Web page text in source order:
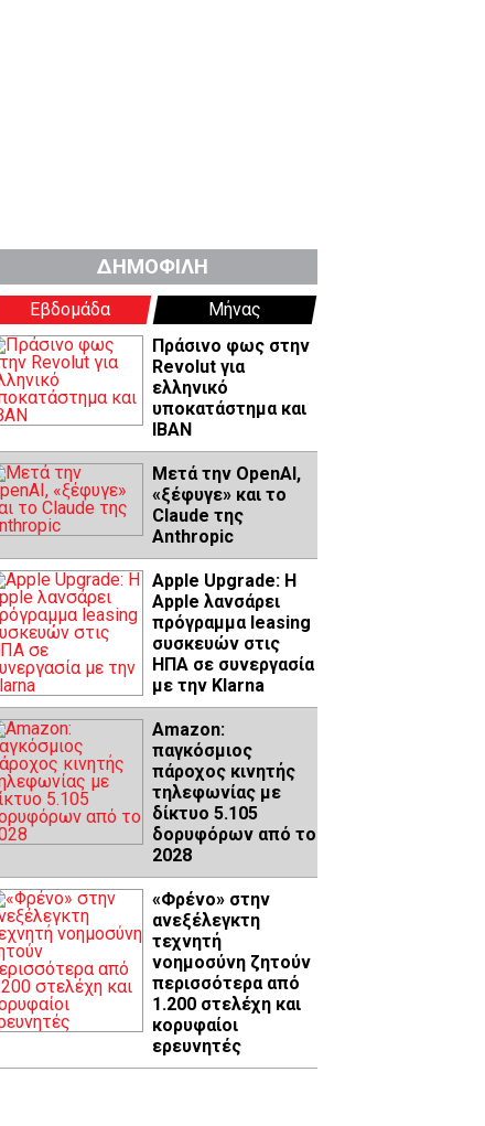
ΔΗΜΟΦΙΛΗ
Εβδομάδα
Μήνας
Πράσινο φως στην
Revolut για
ελληνικό
υποκατάστημα και
IBAN
Μετά την OpenAI,
«ξέφυγε» και το
Claude της
Anthropic
Apple Upgrade: Η
Apple λανσάρει
πρόγραμμα leasing
συσκευών στις
ΗΠΑ σε συνεργασία
με την Klarna
Amazon:
παγκόσμιος
πάροχος κινητής
τηλεφωνίας με
δίκτυο 5.105
δορυφόρων από το
2028
«Φρένο» στην
ανεξέλεγκτη
τεχνητή
νοημοσύνη ζητούν
περισσότερα από
1.200 στελέχη και
κορυφαίοι
ερευνητές